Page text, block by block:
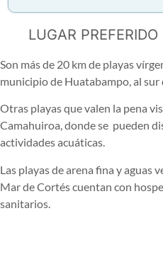
LUGAR
Son más de 20 km de playas
municipio de Huatabampo, al sur
Otras playas que valen la pena
Camahuiroa, donde se pueden
actividades acuáticas.
Las playas de arena fina y aguas
Mar de Cortés cuentan con
sanitarios.